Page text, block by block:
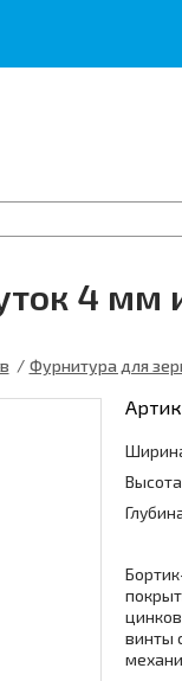
4 мм
Фурнитура для
винты